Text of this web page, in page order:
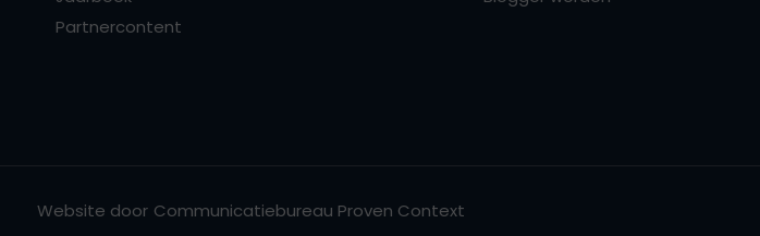
Partnercontent
Website door Communicatiebureau Proven Context